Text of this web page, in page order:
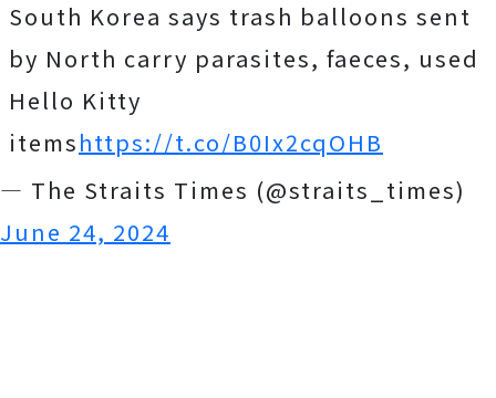
South Korea says trash balloons sent
by North carry parasites, faeces, used
Hello Kitty
itemshttps://t.co/B0Ix2cqOHB
— The Straits Times (@straits_times)
June 24, 2024